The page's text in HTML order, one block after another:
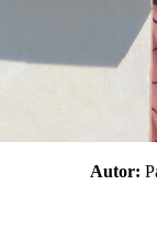
Autor: